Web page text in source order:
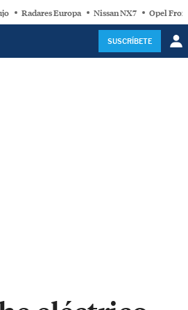
Radares Europa Nissan NX7 Opel
SUSCRÍBETE